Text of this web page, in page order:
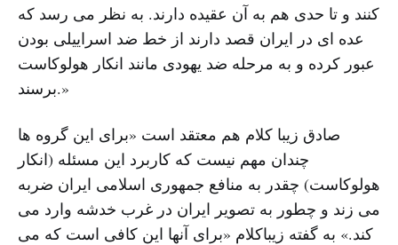
کنند و تا حدى هم به آن عقیده دارند. به نظر مى رسد که
عده اى در ایران قصد دارند از خط ضد اسراییلى بودن
عبور کرده و به مرحله ضد یهودى مانند انکار هولوکاست
برسند.»
صادق زیبا کلام هم معتقد است «براى این گروه ها
چندان مهم نیست که کاربرد این مسئله (انکار
هولوکاست) چقدر به منافع جمهورى اسلامى ایران ضربه
مى زند و چطور به تصویر ایران در غرب خدشه وارد مى
کند.» به گفته زیباکلام «براى آنها این کافى است که مى